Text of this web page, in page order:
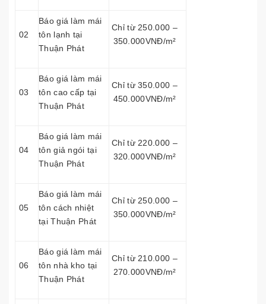
02
Báo giá làm mái
tôn lạnh tại
Thuận Phát
Chỉ từ 250.000 –
350.000VNĐ/m²
03
Báo giá làm mái
tôn cao cấp tại
Thuận Phát
Chỉ từ 350.000 –
450.000VNĐ/m²
04
Báo giá làm mái
tôn giả ngói tại
Thuận Phát
Chỉ từ 220.000 –
320.000VNĐ/m²
05
Báo giá làm mái
tôn cách nhiệt
tại Thuận Phát
Chỉ từ 250.000 –
350.000VNĐ/m²
06
Báo giá làm mái
tôn nhà kho tại
Thuận Phát
Chỉ từ 210.000 –
270.000VNĐ/m²